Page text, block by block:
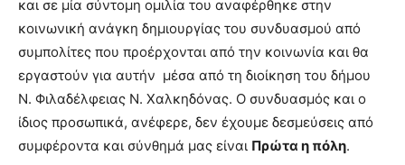
και σε μία σύντομη ομιλία του αναφέρθηκε στην
κοινωνική ανάγκη δημιουργίας του συνδυασμού από
συμπολίτες που προέρχονται από την κοινωνία και θα
εργαστούν για αυτήν μέσα από τη διοίκηση του δήμου
Ν. Φιλαδέλφειας Ν. Χαλκηδόνας. Ο συνδυασμός και ο
ίδιος προσωπικά, ανέφερε, δεν έχουμε δεσμεύσεις από
συμφέροντα και σύνθημά μας είναι Πρώτα η πόλη.